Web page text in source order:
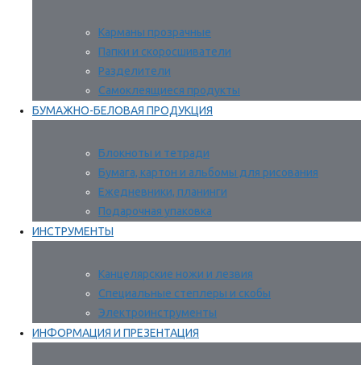
Карманы прозрачные
Папки и скоросшиватели
Разделители
Самоклеящиеся продукты
БУМАЖНО-БЕЛОВАЯ ПРОДУКЦИЯ
Блокноты и тетради
Бумага, картон и альбомы для рисования
Ежедневники, планинги
Подарочная упаковка
ИНСТРУМЕНТЫ
Канцелярские ножи и лезвия
Специальные степлеры и скобы
Электроинструменты
ИНФОРМАЦИЯ И ПРЕЗЕНТАЦИЯ